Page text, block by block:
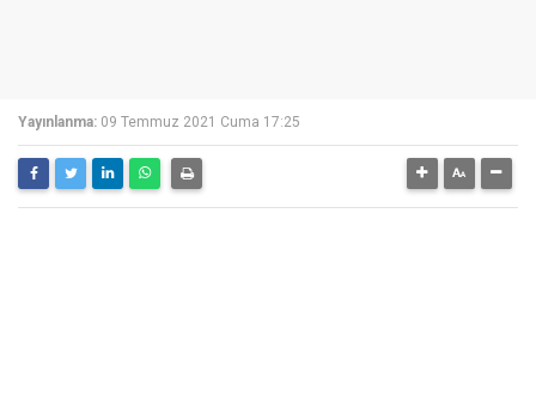
Yayınlanma: 09 Temmuz 2021 Cuma 17:25